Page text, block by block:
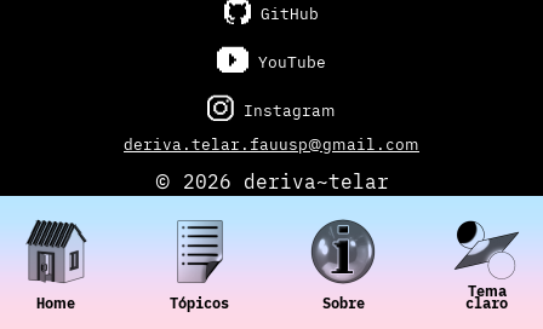
Home
Tema
claro
GitHub
YouTube
Instagram
deriva.telar.fauusp@gmail.com
© 2026 deriva~telar